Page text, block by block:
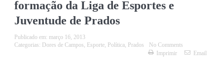
formação da Liga de Esportes e
Juventude de Prados
Publicado em: março 16, 2013
Categorias: Dores de Campos, Esporte, Política, Prados
No Comments
Imprimir
Email